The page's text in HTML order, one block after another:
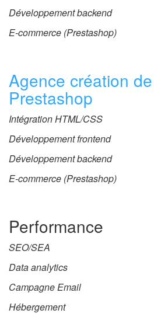
Développement backend
E-commerce (Prestashop)
Agence création
Prestashop
Intégration HTML/CSS
Développement frontend
Développement backend
E-commerce (Prestashop)
Performance
SEO/SEA
Data analytics
Campagne Email
Hébergement